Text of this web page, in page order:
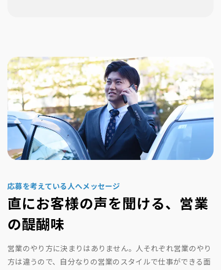
応募を考えている人へメッセージ
直にお客様の声を聞ける、営業
の醍醐味
営業のやり方に決まりはありません。人それぞれ営業のやり
方は違うので、自分なりの営業のスタイルで仕事ができる面